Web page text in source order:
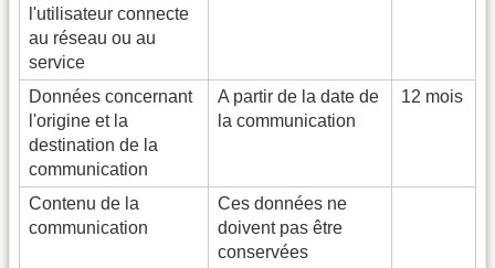
l'utilisateur connecte
au réseau ou au
service
Données concernant
l'origine et la
destination de la
communication
A partir de la date de
la communication
12 mois
Contenu de la
communication
Ces données ne
doivent pas être
conservées